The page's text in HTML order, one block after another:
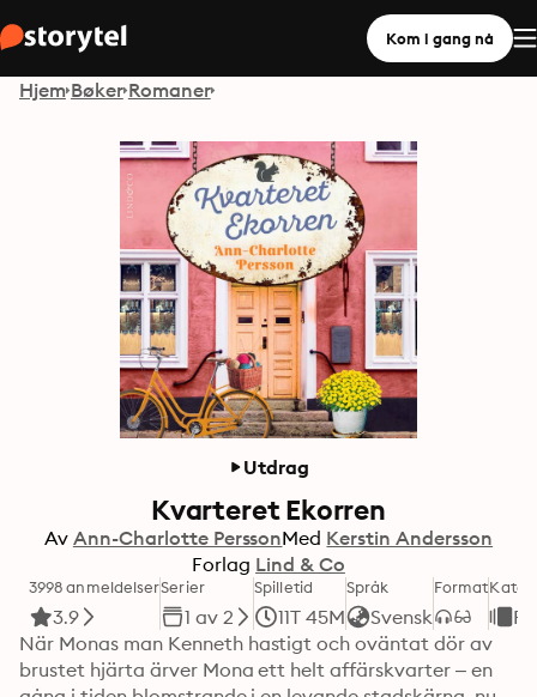
Kom i gang nå
Hjem Bøker Romaner
Utdrag
Kvarteret Ekorren
Av Ann-Charlotte PerssonMed Kerstin Andersson
Forlag Lind & Co
3998 anmeldelser
3.9
Serier
1 av 2
Spilletid
11T 45M
Språk
Svensk
Format
När Monas man Kenneth hastigt och oväntat dör av
brustet hjärta ärver Mona ett helt affärskvarter – en